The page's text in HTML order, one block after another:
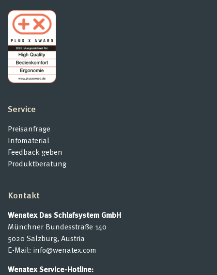
Service
Preisanfrage
Infomaterial
Feedback geben
Produktberatung
Kontakt
Wenatex Das Schlafsystem GmbH
Münchner Bundesstraße 140
5020 Salzburg, Austria
E-Mail: info@wenatex.com
Wenatex Service-Hotline: